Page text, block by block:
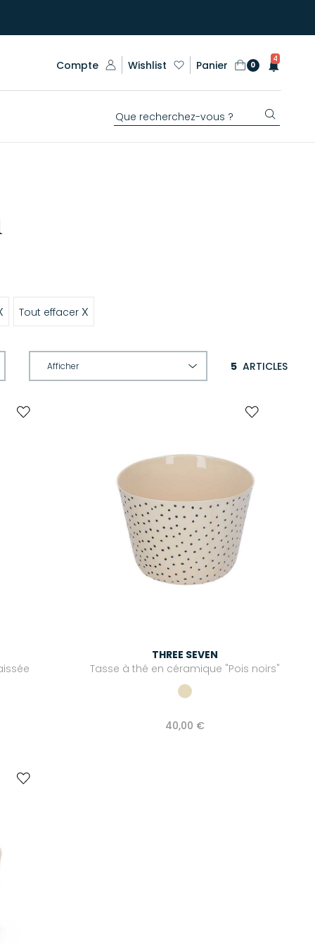
Compte Wishlist Panier 0
4
Tout effacer X
5 ARTICLES
THREE SEVEN
Tasse à thé en céramique "Pois noirs"
40,00 €